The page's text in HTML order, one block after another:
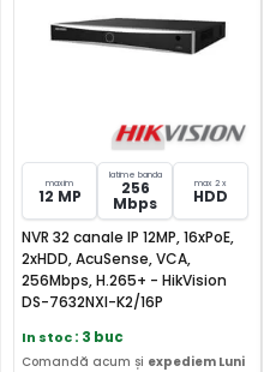
maxim
12 MP
latime banda
256
Mbps
max 2 x
HDD
NVR 32 canale IP 12MP, 16xPoE,
2xHDD, AcuSense, VCA,
256Mbps, H.265+ - HikVision
DS-7632NXI-K2/16P
In stoc: 3 buc
Comandă acum și expediem Luni